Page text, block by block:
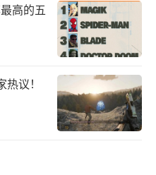
高的五
议！